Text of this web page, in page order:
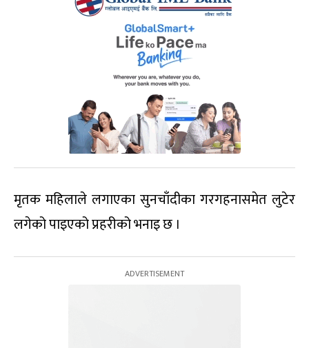
मृतक महिलाले लगाएका सुनचाँदीका गरगहनासमेत लुटेर
लगेको पाइएको प्रहरीको भनाइ छ ।